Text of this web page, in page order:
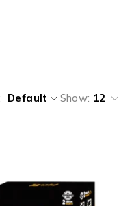
Default Show: 12